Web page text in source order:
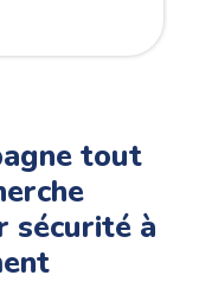
tout
sécurité à